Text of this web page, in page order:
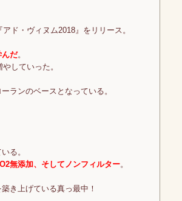
ド・ヴィヌム2018』をリリース。
んだ。
していった。
ランのベースとなっている。
る。
無添加、そしてノンフィルター。
き上げている真っ最中！